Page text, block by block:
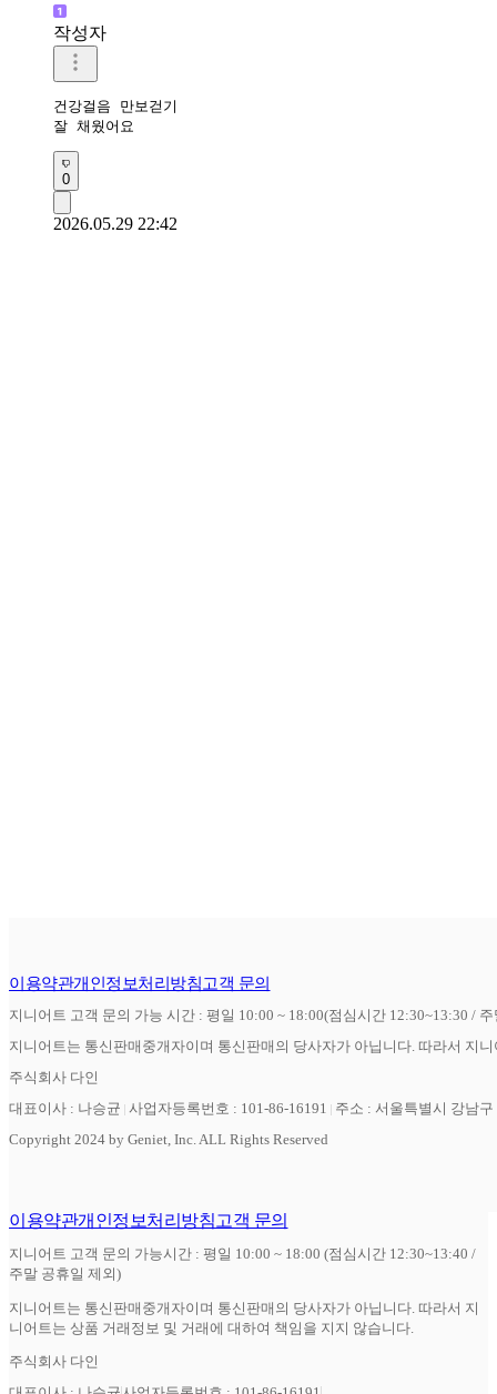
작성자
건강걸음 만보걷기
잘 채웠어요
0
2026.05.29 22:42
이용약관개인정보처리방침고객 문의
지니어트 고객 문의 가능 시간 : 평일 10:00 ~ 18:00(점심시간 12:30~13:30 /
지니어트는 통신판매중개자이며 통신판매의 당사자가 아닙니다. 따라서 지
주식회사 다인
대표이사 : 나승균 사업자등록번호 : 101-86-16191
주소 : 서울특별시 강남
Copyright 2024 by Geniet, Inc. ALL Rights Reserved
이용약관개인정보처리방침고객 문의
지니어트 고객 문의 가능시간 : 평일 10:00 ~ 18:00 (점심시간 12:30~13:40 /
주말 공휴일 제외)
지니어트는 통신판매중개자이며 통신판매의 당사자가 아닙니다. 따라서 지
니어트는 상품 거래정보 및 거래에 대하여 책임을 지지 않습니다.
주식회사 다인